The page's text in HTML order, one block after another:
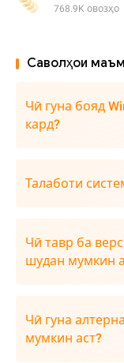
768.9K овозҳо
Саволҳои
Чӣ гуна бояд
кард?
Талаботи
Чӣ тавр ба
шудан мумкин
Чӣ гуна
мумкин аст?